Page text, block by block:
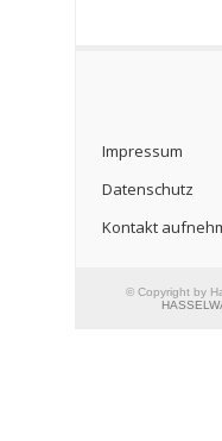
Impressum
Datenschutz
Kontakt
© Copyright by